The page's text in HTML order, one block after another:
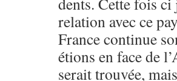
relation avec ce
France continue
étions en face de
serait trouvée,